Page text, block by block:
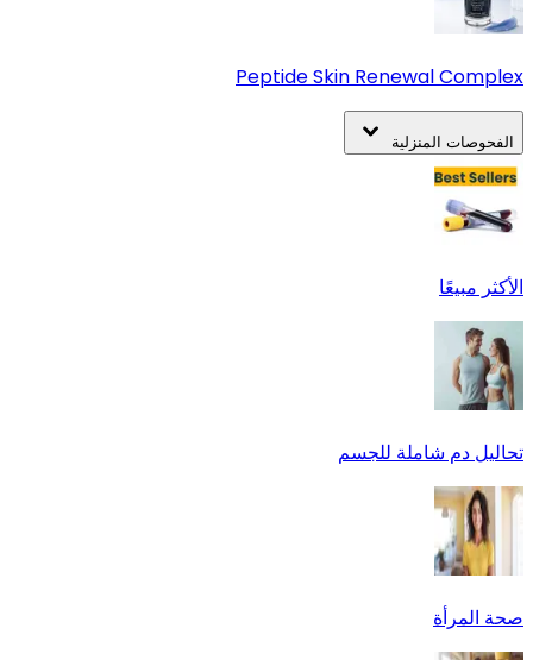
Peptide Skin Renewal Complex
الفحوصات المنزلية
الأكثر مبيعًا
تحاليل دم شاملة للجسم
صحة المرأة